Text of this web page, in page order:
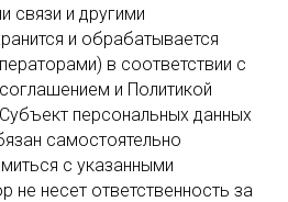
связи и другими
и обрабатывается
в соответствии с
и Политикой
персональных данных
самостоятельно
с указанными
не несет ответственность за